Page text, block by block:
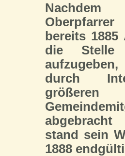
bereits
die Stelle
durch
stand sein
1888